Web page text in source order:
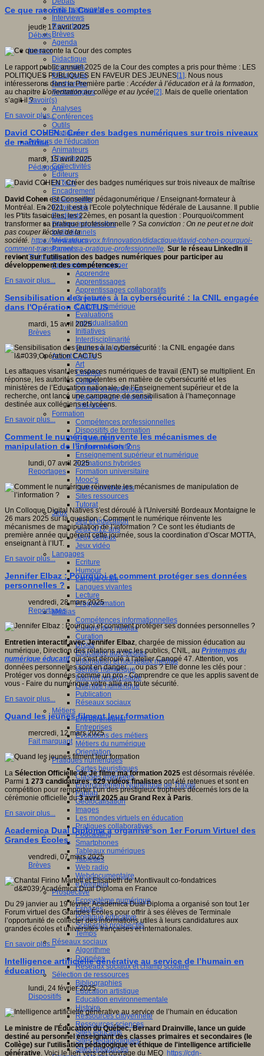
Faits marquants
Interviews
Reportages
Brèves
Agenda
Innover
Didactique
Dispositifs
Pédagogie
Recherche
Technologies
Savoir(s)
Analyses
Conférences
Outils
Pratiques
Acteurs de l'éducation
Animateurs
Chercheurs
Collectivités
Editeurs
EdTech
Encadrement
Enseignants
Entreprises
Etudiants
Filières industrielles
Institutionnels
Médiateurs
Parents
Thématiques
Apprendre et enseigner
Apprendre
Apprentissages
Apprentissages collaboratifs
Créativité
Culture numérique
Evaluations
Individualisation
Initiatives
Interdisciplinarité
Outils pour la classe
Arts et Culture
Art
Cinéma
Culture
Culture et numérique
Dispositifs de médiation
Littérature
Formation
Compétences professionnelles
Dispositifs de formation
E- formation
Enjeux et évolutions
Enseignement supérieur et numérique
Formations hybrides
Formation universitaire
Mooc’s
Outils collaboratifs
Sites ressources
Tutorat
Jeux
Jeu et éducation
Jeux 4/12 ans
Jeux sérieux
Jeux vidéo
Langages
Ecriture
Humour
Langue orale
Langues vivantes
Lecture
Programmation
Médias
Compétences informationnelles
Culture des médias
Curation
Droits
Education aux médias
Information et nouveaux médias
Identité numérique
Internet responsable
Littératie numérique
Publication
Réseaux sociaux
Métiers
Entrepreneuriat
Entreprises
Evolutions des métiers
Métiers du numérique
Orientation
Pratiques numériques
Cartes heuristiques
Classes inversées
Environnement Numérique de Travail
Fablab
Géolocalisation
Images
Les mondes virtuels en éducation
Pratiques collaboratives
Podcasting
Smartphones
Tableaux numériques
Tablettes
Web radio
Webdocumentaire
eTwinning
Prospective
Ecosystème numérique
Espaces
Politique éducative
Scénarios prospectifs
Temps
Réseaux sociaux
Algorithme
Données
Réseaux sociaux et champ scolaire
Sélection de ressources
Bibliographies
Education artistique
Education environnementale
Histoire
Ressources citoyenneté
Ressources sciences
Sites éducatifs
Sites pédagogiques
Sites ressources
Ce que raconte la Cour des comptes
jeudi, 17 avril 2025
Débats
Le rapport public annuel 2025 de la Cour des comptes a pris pour thème : LES
POLITIQUES PUBLIQUES EN FAVEUR DES JEUNES[1]. Nous nous
intéresserons dans la Première partie :Accéder à l’éducation et à la formation,
au chapitre L’orientation au collège et au lycée[2]. Mais de quelle orientation
s’agit-il ?
En savoir plus...
David COHEN : Créer des badges numériques sur trois niveaux
de maîtrise
mardi, 15 avril 2025
Pédagogie
David Cohen est Conseiller pédagonumérique / Enseignant-formateur à
Montréal. En 2021, il est à l'Ecole polytechnique fédérale de Lausanne. Il publie
les P'tits fascicules, les 22èmes, en posant la question : Pourquoi/comment
transformer sa pratique professionnelle ? Sa conviction : On ne peut et ne doit
pas couper l'école de la
société. https://www.educavox.fr/innovation/didactique/david-cohen-pourquoi-
comment-transformer-sa-pratique-professionnelle. Sur le réseau LinkedIn il
revient sur l'utilisation des badges numériques pour participer au
développement des compétences.
En savoir plus...
Sensibilisation des jeunes à la cybersécurité : la CNIL engagée
dans l'Opération CACTUS
mardi, 15 avril 2025
Brèves
Les attaques visant les espaces numériques de travail (ENT) se multiplient. En
réponse, les autorités compétentes en matière de cybersécurité et les
ministères de l’Education nationale, de l’Enseignement supérieur et de la
recherche, ont lancé une campagne de sensibilisation à l’hameçonnage
destinée aux collégiens et lycéens.
En savoir plus...
Comment le numérique réinvente les mécanismes de
manipulation de l’information ?
lundi, 07 avril 2025
Reportages
Un Colloque Digital Natives s'est déroulé à l'Université Bordeaux Montaigne le
26 mars 2025 sur la question : Comment le numérique réinvente les
mécanismes de manipulation de l’information ? Ce sont les étudiants de
première année qui gèrent cette journée, sous la coordination d’Oscar MOTTA,
enseignant à l’IUT.
En savoir plus...
Jennifer Elbaz : Pourquoi et comment protéger ses données
personnelles ?
vendredi, 28 mars 2025
Reportages
Entretien interactif avec Jennifer Elbaz, chargée de mission éducation au
numérique, Direction des relations avec les publics, CNIL, au Printemps du
numérique éducatifqui s'est déroulé à l'atelier Canopé 47. Attention, vos
données personnelles sont en danger… ou pas ? Elle donne les clés pour :
Protéger vos données comme un pro - Comprendre ce que les applis savent de
vous - Faire du numérique votre allié en toute sécurité.
En savoir plus...
Quand les jeunes filment leur formation
mercredi, 12 mars 2025
Fait marquant
La Sélection Officielle de Je filme ma formation 2025 est désormais révélée.
Parmi 1 273 candidatures,629 vidéos finalistes ont été retenues et sont en
compétition pour remporter l’un des prestigieux trophées décernés lors de la
cérémonie officielle du3 avril 2025 au Grand Rex à Paris.
En savoir plus...
Academica Dual Diploma a organisé son 1er Forum Virtuel des
Grandes Écoles.
vendredi, 07 mars 2025
Brèves
Du 29 janvier au 19 février, Academica Dual Diploma a organisé son tout 1er
Forum virtuel des Grandes Écoles pour offrir à ses élèves de Terminale
l’opportunité de collecter des informations utiles à leurs candidatures aux
grandes écoles et universités françaises et internationales.
En savoir plus...
Intelligence artificielle générative au service de l’humain en
éducation
lundi, 24 février 2025
Dispositifs
Le ministre de l’Éducation du Québec, Bernard Drainville, lance un guide
destiné au personnel enseignant des classes primaires et secondaires (le
Collège) sur l'utilisation pédagogique et éthique de l'intelligence artificielle
générative . Voici le lien vers cet ouvrage du MEQ https://cdn-